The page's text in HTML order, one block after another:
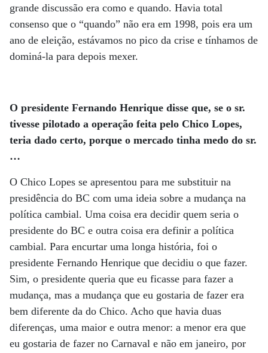
grande discussão era como e quando. Havia total
consenso que o “quando” não era em 1998, pois era um
ano de eleição, estávamos no pico da crise e tínhamos de
dominá-la para depois mexer.
O presidente Fernando Henrique disse que, se o sr.
tivesse pilotado a operação feita pelo Chico Lopes,
teria dado certo, porque o mercado tinha medo do sr.
…
O Chico Lopes se apresentou para me substituir na
presidência do BC com uma ideia sobre a mudança na
política cambial. Uma coisa era decidir quem seria o
presidente do BC e outra coisa era definir a política
cambial. Para encurtar uma longa história, foi o
presidente Fernando Henrique que decidiu o que fazer.
Sim, o presidente queria que eu ficasse para fazer a
mudança, mas a mudança que eu gostaria de fazer era
bem diferente da do Chico. Acho que havia duas
diferenças, uma maior e outra menor: a menor era que
eu gostaria de fazer no Carnaval e não em janeiro, por